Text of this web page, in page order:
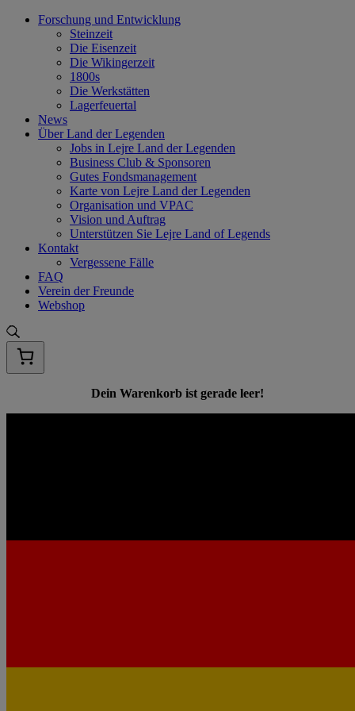
Skip
Forschung und Entwicklung
Steinzeit
Die Eisenzeit
Die Wikingerzeit
1800s
Die Werkstätten
Lagerfeuertal
News
Über Land der Legenden
Jobs in Lejre Land der Legenden
Business Club & Sponsoren
Gutes Fondsmanagement
Karte von Lejre Land der Legenden
Organisation und VPAC
Vision und Auftrag
Unterstützen Sie Lejre Land of Legends
Kontakt
Vergessene Fälle
FAQ
Verein der Freunde
Webshop
Dein Warenkorb ist gerade leer!